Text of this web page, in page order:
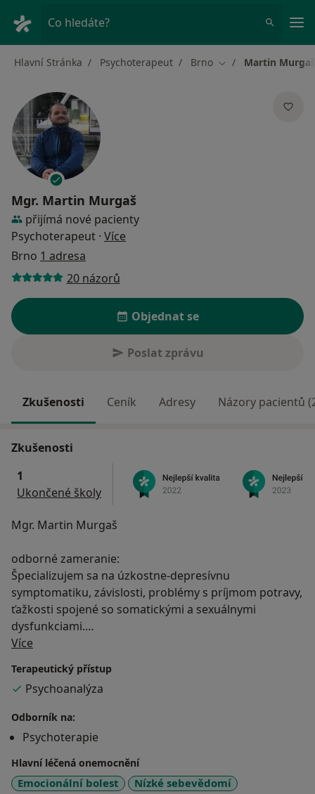
Co hledáte?
Hlavní Stránka Psychoterapeut Brno Změna města
Martin Murgaš
Mgr. Martin Murgaš
přijímá nové pacienty
Psychoterapeut · Více
Brno 1 adresa
20 názorů
Objednat se
Poslat zprávu
Zkušenosti Ceník Adresy Názory pacientů
Zkušenosti
1
Ukončené školy
Mgr. Martin Murgaš
odborné zameranie:
Špecializujem sa na úzkostne-depresívnu
symptomatiku, závislosti, problémy s príjmom potravy,
ťažkosti spojené so somatickými a sexuálnymi
dysfunkciami.
Pri svojej práci využívam psychoanalytický,
psychodynamický prístup, ktorý vám môže dopomôcť
k uvedomeniu si skrytých, neuvedomovaných motívov
a príčin vedúcich k vašim aktuálnym ťažkostiam. Jedná
sa o dlhodobú spoluprácu vedúcu k lepšiemu
potenciálu jednotlivca.
Více
Terapeutický přístup
Psychoanalýza
Odborník na:
Psychoterapie
Hlavní léčená onemocnění
Emocionální bolest
Nízké sebevědomí